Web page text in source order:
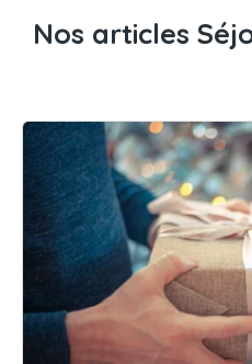
Nos articles